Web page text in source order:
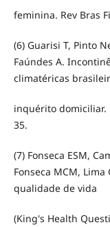
feminina. Rev Bras
(6) Guarisi T, Pinto
Faúndes A.
climatéricas
inquérito domiciliar.
35.
(7) Fonseca ESM,
Fonseca MCM,
qualidade de vida
(King's Health